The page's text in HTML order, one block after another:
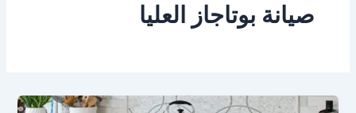
صيانة بوتاجاز العليا